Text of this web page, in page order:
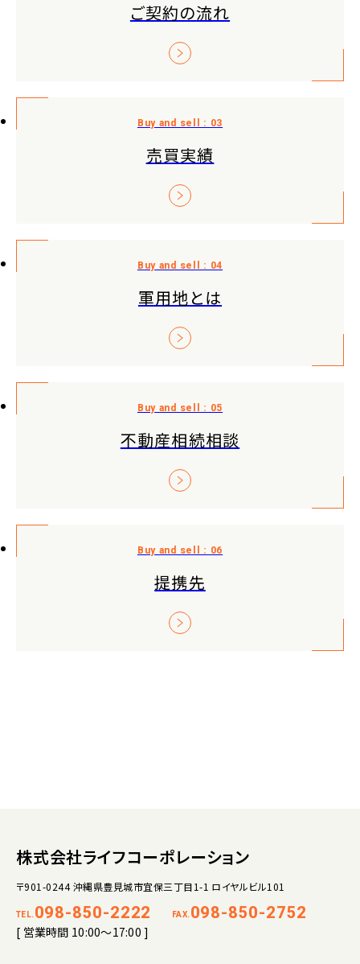
ご契約の流れ
売買実績
軍用地とは
不動産相続相談
提携先
株式会社ライフコーポレーション
〒901-0244 沖縄県豊見城市宜保三丁目1-1 ロイヤルビル101
TEL. 098-850-2222 FAX. 098-850-2752
[ 営業時間 10:00～17:00 ]